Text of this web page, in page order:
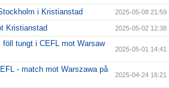
i Kristianstad 2025-05-08 21:59
Kristianstad 2025-05-02 12:38
tungt i CEFL mot Warsaw
2025-05-01 14:41
- match mot Warszawa på
2025-04-24 16:21